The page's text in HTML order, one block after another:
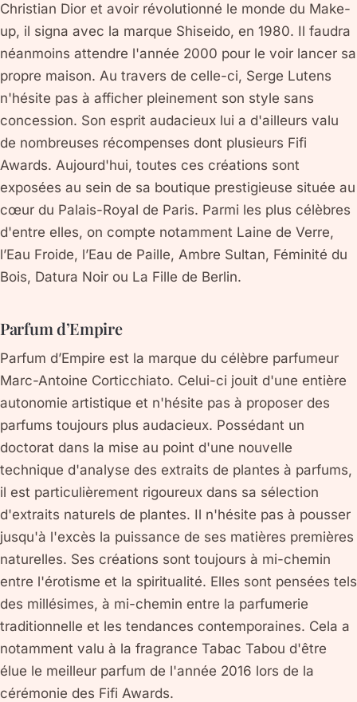
Christian Dior et avoir révolutionné le monde du Make-
up, il signa avec la marque Shiseido, en 1980. Il faudra
néanmoins attendre l'année 2000 pour le voir lancer sa
propre maison. Au travers de celle-ci, Serge Lutens
n'hésite pas à afficher pleinement son style sans
concession. Son esprit audacieux lui a d'ailleurs valu
de nombreuses récompenses dont plusieurs Fifi
Awards. Aujourd'hui, toutes ces créations sont
exposées au sein de sa boutique prestigieuse située au
cœur du Palais-Royal de Paris. Parmi les plus célèbres
d'entre elles, on compte notamment Laine de Verre,
l’Eau Froide, l’Eau de Paille, Ambre Sultan, Féminité du
Bois, Datura Noir ou La Fille de Berlin.
Parfum d’Empire
Parfum d’Empire est la marque du célèbre parfumeur
Marc-Antoine Corticchiato. Celui-ci jouit d'une entière
autonomie artistique et n'hésite pas à proposer des
parfums toujours plus audacieux. Possédant un
doctorat dans la mise au point d'une nouvelle
technique d'analyse des extraits de plantes à parfums,
il est particulièrement rigoureux dans sa sélection
d'extraits naturels de plantes. Il n'hésite pas à pousser
jusqu'à l'excès la puissance de ses matières premières
naturelles. Ses créations sont toujours à mi-chemin
entre l'érotisme et la spiritualité. Elles sont pensées tels
des millésimes, à mi-chemin entre la parfumerie
traditionnelle et les tendances contemporaines. Cela a
notamment valu à la fragrance Tabac Tabou d'être
élue le meilleur parfum de l'année 2016 lors de la
cérémonie des Fifi Awards.